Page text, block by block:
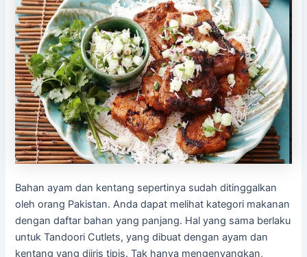
Bahan ayam dan kentang sepertinya sudah ditinggalkan
oleh orang Pakistan. Anda dapat melihat kategori makanan
dengan daftar bahan yang panjang. Hal yang sama berlaku
untuk Tandoori Cutlets, yang dibuat dengan ayam dan
kentang yang diiris tipis. Tak hanya mengenyangkan,